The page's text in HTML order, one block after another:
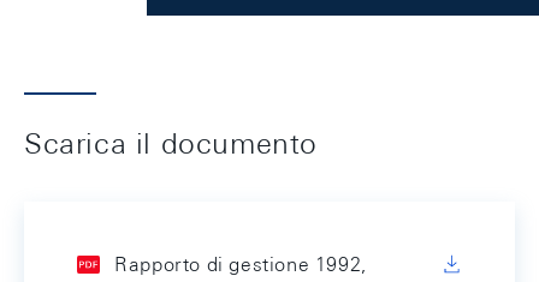
Scarica il documento
Rapporto di gestione 1992,